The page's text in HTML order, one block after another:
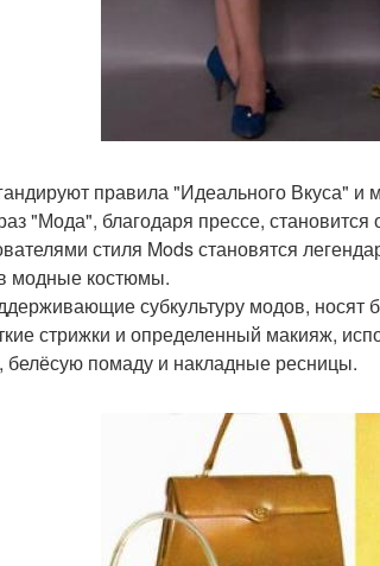
правила "Идеального Вкуса"
"Мода", благодаря прессе,
стиля Mods становятся
модные костюмы.
субкультуру модов, носят
стрижки и определенный макияж,
белёсую помаду и накладные ресницы.